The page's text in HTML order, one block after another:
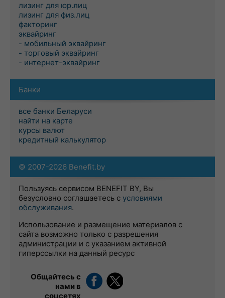
лизинг для юр.лиц
лизинг для физ.лиц
факторинг
эквайринг
- мобильный эквайринг
- торговый эквайринг
- интернет-эквайринг
Банки
все банки Беларуси
найти на карте
курсы валют
кредитный калькулятор
© 2007-2026 Benefit.by
Пользуясь сервисом BENEFIT BY, Вы
безусловно соглашаетесь с условиями
обслуживания.
Использование и размещение материалов с
сайта возможно только с разрешения
администрации и с указанием активной
гиперссылки на данный ресурс
Общайтесь с
нами в
соцсетях